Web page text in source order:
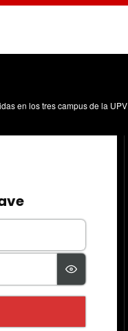
en los tres campus de la UPV